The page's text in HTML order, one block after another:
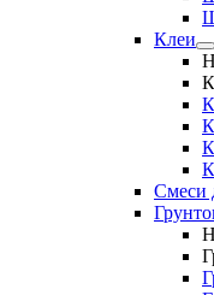
Клеи
Смеси